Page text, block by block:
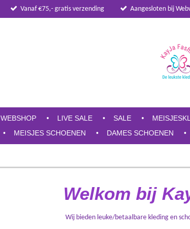
Vanaf €75,- gratis verzending Aangesloten bij
WEBSHOP LIVE SALE SALE
MEISJES SCHOENEN DAMES SCHOENEN
Welkom bij
Wij bieden leuke/betaalbare kleding en